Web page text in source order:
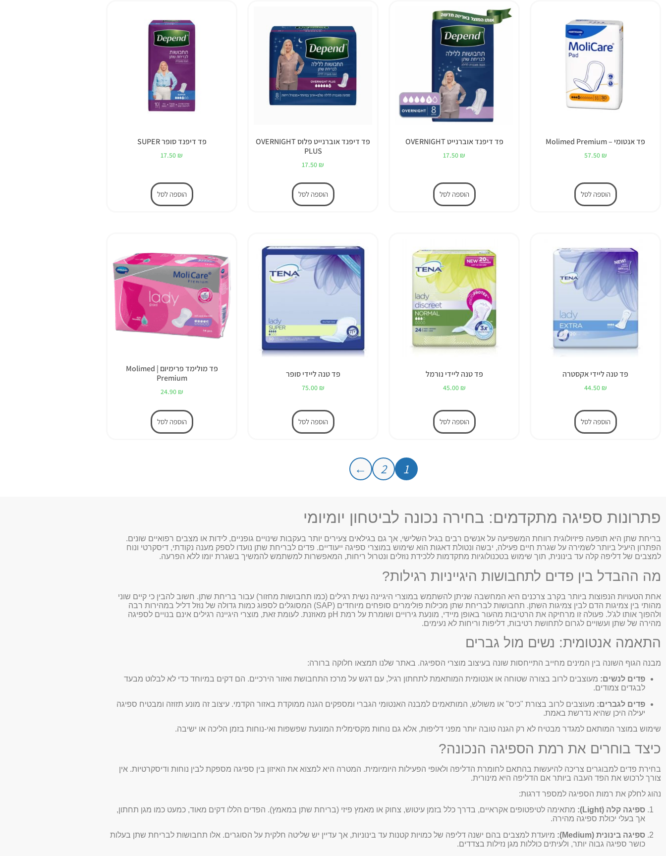
פד אנטומי – Molimed Premium
57.50 ₪
הוספה לסל
פד דיפנד אוברנייט OVERNIGHT
17.50 ₪
הוספה לסל
פד דיפנד אוברנייט פלוס OVERNIGHT
PLUS
17.50 ₪
הוספה לסל
פד דיפנד סופר SUPER
17.50 ₪
הוספה לסל
פד טנה ליידי אקסטרה
44.50 ₪
הוספה לסל
פד טנה ליידי נורמל
45.00 ₪
הוספה לסל
פד טנה ליידי סופר
75.00 ₪
הוספה לסל
פד מולימד פרימיום | Molimed
Premium
24.90 ₪
הוספה לסל
1
2
←
פתרונות ספיגה מתקדמים: בחירה נכונה לביטחון יומיומי
בריחת שתן היא תופעה פיזיולוגית רווחת המשפיעה על אנשים רבים בגיל השלישי, אך גם בגילאים צעירים יותר בעקבות שינויים גופניים, לידות או מצבים רפואיים שונים.
הפתרון היעיל ביותר לשמירה על שגרת חיים פעילה, יבשה ונטולת דאגות הוא שימוש במוצרי ספיגה ייעודיים. פדים לבריחת שתן נועדו לספק מענה נקודתי, דיסקרטי ונוח
למצבים של דליפה קלה עד בינונית, תוך שימוש בטכנולוגיות מתקדמות ללכידת נוזלים ונטרול ריחות, המאפשרות למשתמש להמשיך בשגרת יומו ללא הפרעה.
מה ההבדל בין פדים לתחבושות היגייניות רגילות?
אחת הטעויות הנפוצות ביותר בקרב צרכנים היא המחשבה שניתן להשתמש במוצרי היגיינה נשית רגילים (כמו תחבושות מחזור) עבור בריחת שתן. חשוב להבין כי קיים שוני
מהותי בין צמיגות הדם לבין צמיגות השתן. תחבושות לבריחת שתן מכילות פולימרים סופחים מיוחדים (SAP) המסוגלים לספוג כמות גדולה של נוזל דליל במהירות רבה
ולהפוך אותו לג'ל. פעולה זו מרחיקה את הרטיבות מהעור באופן מיידי, מונעת גירויים ושומרת על רמת pH מאוזנת. לעומת זאת, מוצרי היגיינה רגילים אינם בנויים לספיגה
מהירה של שתן ועשויים לגרום לתחושת רטיבות, דליפות וריחות לא נעימים.
התאמה אנטומית: נשים מול גברים
מבנה הגוף השונה בין המינים מחייב התייחסות שונה בעיצוב מוצרי הספיגה. באתר שלנו תמצאו חלוקה ברורה:
פדים לנשים: מעוצבים לרוב בצורה שטוחה או אנטומית המותאמת לתחתון רגיל, עם דגש על מרכז התחבושת ואזור הירכיים. הם דקים במיוחד כדי לא לבלוט מבעד
לבגדים צמודים.
פדים לגברים: מעוצבים לרוב בצורת "כיס" או משולש, המותאמים למבנה האנטומי הגברי ומספקים הגנה ממוקדת באזור הקדמי. עיצוב זה מונע תזוזה ומבטיח ספיגה
יעילה היכן שהיא נדרשת באמת.
שימוש במוצר המותאם למגדר מבטיח לא רק הגנה טובה יותר מפני דליפות, אלא גם נוחות מקסימלית המונעת שפשפות ואי-נוחות בזמן הליכה או ישיבה.
כיצד בוחרים את רמת הספיגה הנכונה?
בחירת פדים למבוגרים צריכה להיעשות בהתאם לחומרת הדליפה ולאופי הפעילות היומיומית. המטרה היא למצוא את האיזון בין ספיגה מספקת לבין נוחות ודיסקרטיות. אין
צורך לרכוש את הפד העבה ביותר אם הדליפה היא מינורית.
נהוג לחלק את רמות הספיגה למספר דרגות:
ספיגה קלה (Light):
מתאימה לטיפטופים אקראיים, בדרך כלל בזמן עיטוש, צחוק או מאמץ פיזי (בריחת שתן במאמץ). הפדים הללו דקים מאוד, כמעט כמו מגן תחתון,
אך בעלי יכולת ספיגה מהירה.
ספיגה בינונית (Medium):
מיועדת למצבים בהם ישנה דליפה של כמויות קטנות עד בינוניות, אך עדיין יש שליטה חלקית על הסוגרים. אלו תחבושות לבריחת שתן בעלות
כושר ספיגה גבוה יותר, ולעיתים כוללות מגן נזילות בצדדים.